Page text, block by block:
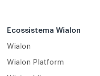
Ecossistema Wialon
Wialon
Wialon Platform